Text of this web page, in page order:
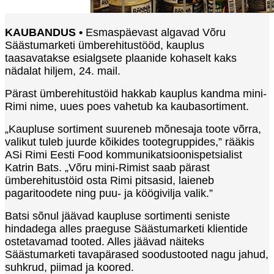
KAUBANDUS • Esmaspäevast algavad Võru
Säästumarketi ümberehitustööd, kauplus
taasavatakse esialgsete plaanide kohaselt kaks
nädalat hiljem, 24. mail.
Pärast ümberehitustöid hakkab kauplus kandma mini-
Rimi nime, uues poes vahetub ka kaubasortiment.
„Kaupluse sortiment suureneb mõnesaja toote võrra,
valikut tuleb juurde kõikides tootegruppides,” rääkis
ASi Rimi Eesti Food kommunikatsioonispetsialist
Katrin Bats. „Võru mini-Rimist saab pärast
ümberehitustöid osta Rimi pitsasid, laieneb
pagaritoodete ning puu- ja köögivilja valik.”
Batsi sõnul jäävad kaupluse sortimenti seniste
hindadega alles praeguse Säästumarketi klientide
ostetavamad tooted. Alles jäävad näiteks
Säästumarketi tavapärased soodustooted nagu jahud,
suhkrud, piimad ja koored.